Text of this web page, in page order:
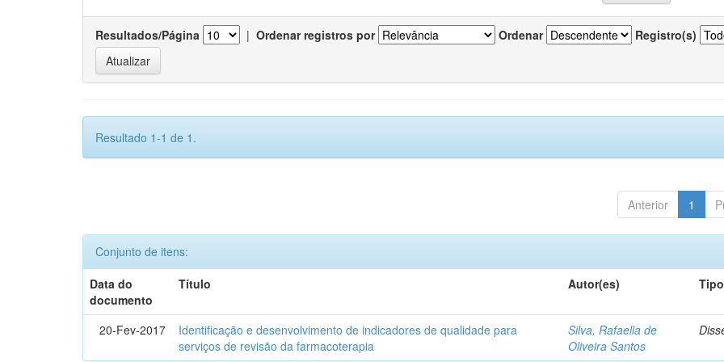
Resultados/Página | Ordenar registros por Ordenar Registro(s)
Resultado 1-1 de 1.
Anterior 1
Conjunto de itens:
Data do
documento
Título Autor(es) Tipo
20-Fev-2017
Identificação e desenvolvimento de indicadores de qualidade para
serviços de revisão da farmacoterapia
Silva, Rafaella de
Oliveira Santos